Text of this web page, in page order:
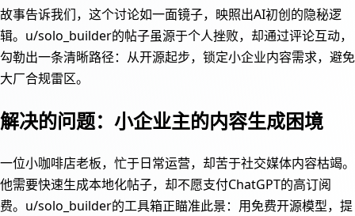
故事告诉我们，这个讨论如一面镜子，映照出AI初创的隐秘逻
辑。u/solo_builder的帖子虽源于个人挫败，却通过评论互动，
勾勒出一条清晰路径：从开源起步，锁定小企业内容需求，避免
大厂合规雷区。
解决的问题：小企业主的内容生成困境
一位小咖啡店老板，忙于日常运营，却苦于社交媒体内容枯竭。
他需要快速生成本地化帖子，却不愿支付ChatGPT的高订阅
费。u/solo_builder的工具箱正瞄准此景：用免费开源模型，提